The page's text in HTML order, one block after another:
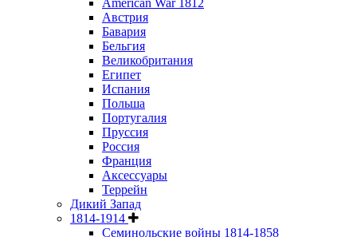
American War 1812
Австрия
Бавария
Бельгия
Великобритания
Египет
Испания
Польша
Португалия
Пруссия
Россия
Франция
Аксессуары
Террейн
Дикий Запад
1814-1914
Семинольские войны 1814-1858